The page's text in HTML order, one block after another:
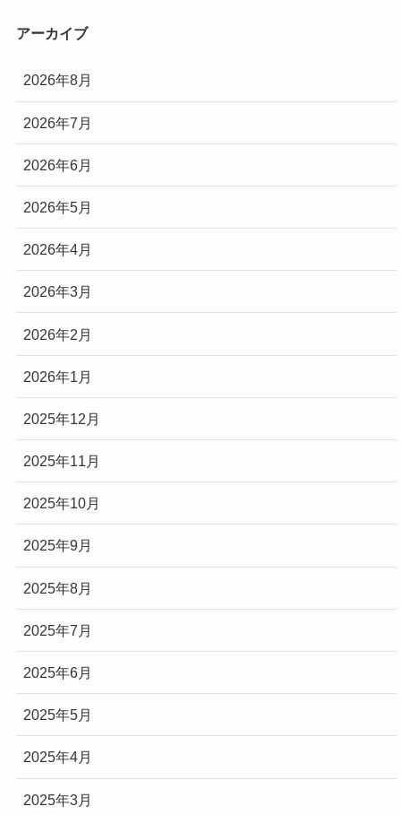
アーカイブ
2026年8月
2026年7月
2026年6月
2026年5月
2026年4月
2026年3月
2026年2月
2026年1月
2025年12月
2025年11月
2025年10月
2025年9月
2025年8月
2025年7月
2025年6月
2025年5月
2025年4月
2025年3月